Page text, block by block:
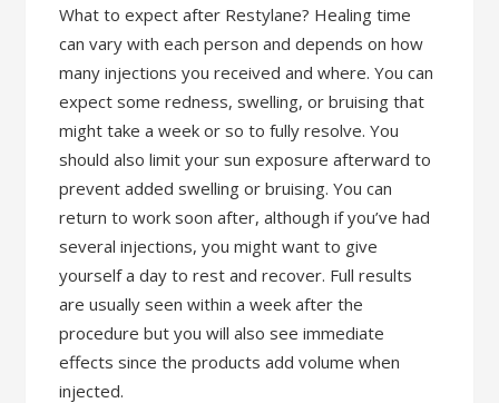
What to expect after Restylane? Healing time
can vary with each person and depends on how
many injections you received and where. You can
expect some redness, swelling, or bruising that
might take a week or so to fully resolve. You
should also limit your sun exposure afterward to
prevent added swelling or bruising. You can
return to work soon after, although if you’ve had
several injections, you might want to give
yourself a day to rest and recover. Full results
are usually seen within a week after the
procedure but you will also see immediate
effects since the products add volume when
injected.